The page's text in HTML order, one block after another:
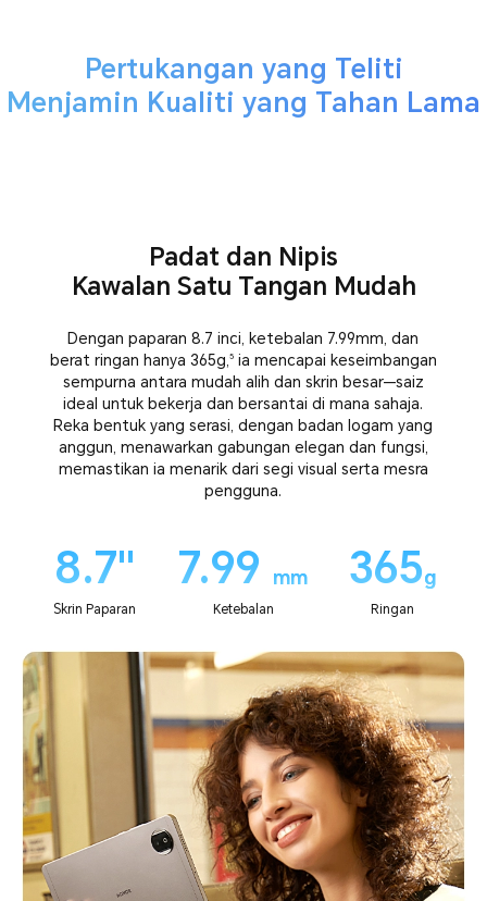
Pertukangan yang Teliti
Menjamin Kualiti yang Tahan Lama
Padat dan Nipis
Kawalan Satu Tangan Mudah
Dengan paparan 8.7 inci, ketebalan 7.99mm, dan
berat ringan hanya 365g, 5ia mencapai keseimbangan
sempurna antara mudah alih dan skrin besar—saiz
ideal untuk bekerja dan bersantai di mana sahaja.
Reka bentuk yang serasi, dengan badan logam yang
anggun, menawarkan gabungan elegan dan fungsi,
memastikan ia menarik dari segi visual serta mesra
pengguna.
8.7''
Skrin Paparan
7.99 mm
Ketebalan
365g
Ringan